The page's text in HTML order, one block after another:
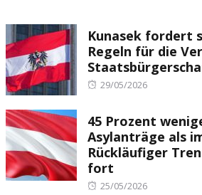
Kunasek fordert
Regeln für die
Posted
29/05/2026
45 Prozent
Asylanträge als
Rückläufiger
fort
Posted
25/05/2026